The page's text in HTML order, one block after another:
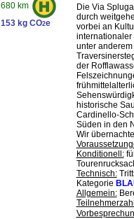
680 km
153 kg CO2e
Die Via
durch
vorbei an
internationaler
unter
der
historische
Cardinello-
Süden in den
Wir
Konditionell:
Technisch:
Kategorie
Allgemein: